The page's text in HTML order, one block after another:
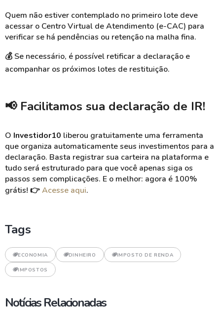
Quem não estiver contemplado no primeiro lote deve
acessar o Centro Virtual de Atendimento (e-CAC) para
verificar se há pendências ou retenção na malha fina.
💰 Se necessário, é possível retificar a declaração e
acompanhar os próximos lotes de restituição.
📢 Facilitamos sua declaração de IR!
O Investidor10 liberou gratuitamente uma ferramenta
que organiza automaticamente seus investimentos para a
declaração. Basta registrar sua carteira na plataforma e
tudo será estruturado para que você apenas siga os
passos sem complicações. E o melhor: agora é 100%
grátis! 👉Acesse aqui.
Tags
ECONOMIA DINHEIRO IMPOSTO DE RENDA
IMPOSTOS
Notícias Relacionadas